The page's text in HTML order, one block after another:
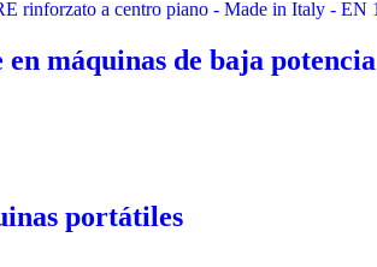
máquinas de baja potencia
portátiles